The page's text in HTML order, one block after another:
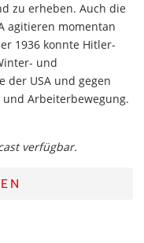
zu erheben. Auch die
agitieren momentan
1936 konnte Hitler-
und
der USA und gegen
Arbeiterbewegung.
verfügbar.